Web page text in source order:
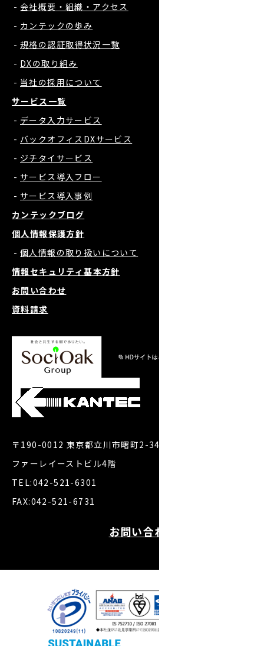
会社概要・組織・アクセス
カンテックの歩み
規格の認証取得状況一覧
DXの取り組み
当社の採用について
サービス一覧
データ入力サービス
バックオフィスDXサービス
ジチタイサービス
サービス導入フロー
サービス導入事例
カンテックブログ
個人情報保護方針
個人情報の取り扱いについて
情報セキュリティ基本方針
お問い合わせ
資料請求
〒190-0012 東京都立川市曙町2-34-7
ファーレイーストビル4階
TEL:042-521-6301
FAX:042-521-6731
お問い合わせ・お見積り